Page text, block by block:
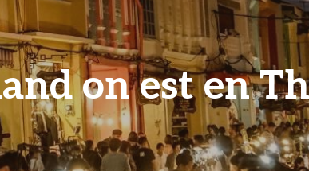
on est en